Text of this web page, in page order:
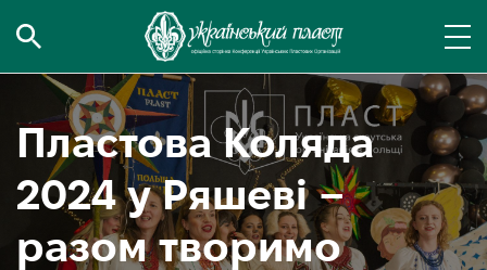
Пластова Коляда
2024 у Ряшеві –
разом творимо